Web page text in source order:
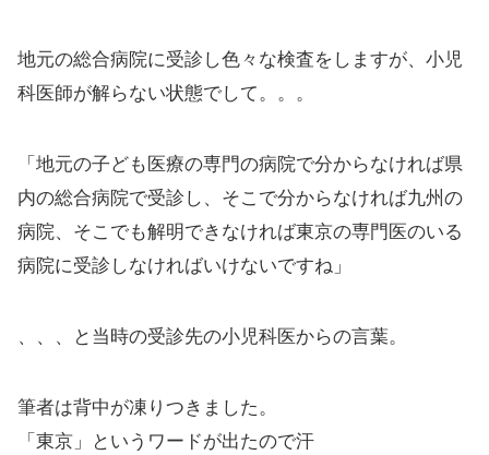
地元の総合病院に受診し色々な検査をしますが、小児
科医師が解らない状態でして。。。
「地元の子ども医療の専門の病院で分からなければ県
内の総合病院で受診し、そこで分からなければ九州の
病院、そこでも解明できなければ東京の専門医のいる
病院に受診しなければいけないですね」
、、、と当時の受診先の小児科医からの言葉。
筆者は背中が凍りつきました。
「東京」というワードが出たので汗